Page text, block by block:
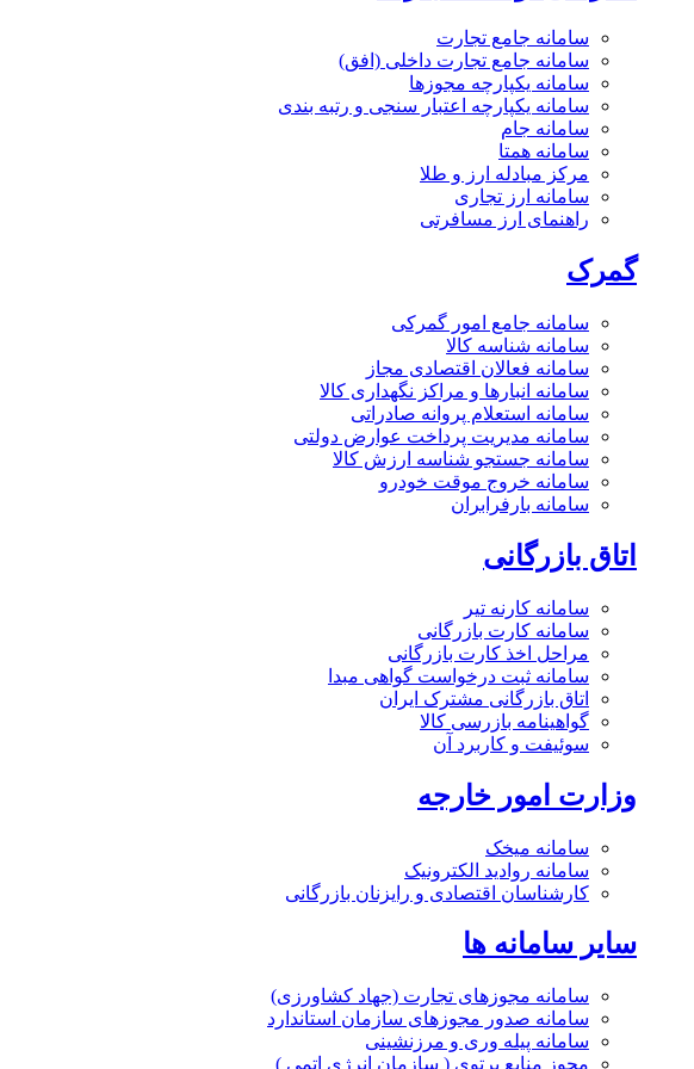
سامانه جامع تجارت
سامانه جامع تجارت داخلی (افق)
سامانه یکپارچه مجوزها
سامانه یکپارچه اعتبار سنجی و رتبه بندی
سامانه جام
سامانه همتا
مرکز مبادله ارز و طلا
سامانه ارز تجاری
راهنمای ارز مسافرتی
گمرک
سامانه جامع امور گمرکی
سامانه شناسه کالا
سامانه فعالان اقتصادی مجاز
سامانه انبارها و مراکز نگهداری کالا
سامانه استعلام پروانه صادراتی
سامانه مدیریت پرداخت عوارض دولتی
سامانه جستجو شناسه ارزش کالا
سامانه خروج موقت خودرو
سامانه بارفرابران
اتاق بازرگانی
سامانه کارنه تیر
سامانه کارت بازرگانی
مراحل اخذ کارت بازرگانی
سامانه ثبت درخواست گواهی مبدا
اتاق بازرگانی مشترک ایران
گواهینامه بازرسی کالا
سوئیفت و کاربرد آن
وزارت امور خارجه
سامانه میخک
سامانه روادید الکترونیک
کارشناسان اقتصادی و رایزنان بازرگانی
سایر سامانه ها
سامانه مجوزهای تجارت (جهاد کشاورزی)
سامانه صدور مجوزهای سازمان استاندارد
سامانه پیله وری و مرزنشینی
مجوز منابع پرتوی ( سازمان انرژی اتمی )